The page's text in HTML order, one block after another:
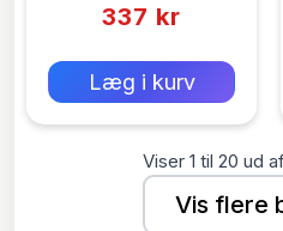
337 kr
Læg i kurv
Viser 1 til 20 ud
Vis flere